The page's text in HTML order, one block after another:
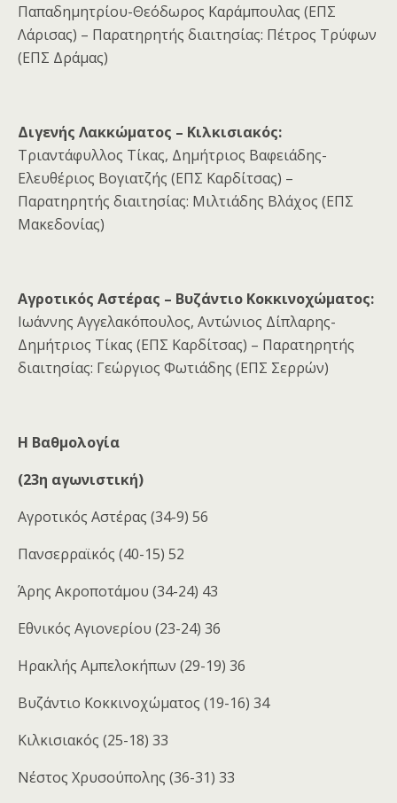
Παπαδημητρίου-Θεόδωρος Καράμπουλας (ΕΠΣ
Λάρισας) – Παρατηρητής διαιτησίας: Πέτρος Τρύφων
(ΕΠΣ Δράμας)
Διγενής Λακκώματος – Κιλκισιακός:
Τριαντάφυλλος Τίκας, Δημήτριος Βαφειάδης-
Ελευθέριος Βογιατζής (ΕΠΣ Καρδίτσας) –
Παρατηρητής διαιτησίας: Μιλτιάδης Βλάχος (ΕΠΣ
Μακεδονίας)
Αγροτικός Αστέρας – Βυζάντιο Κοκκινοχώματος:
Ιωάννης Αγγελακόπουλος, Αντώνιος Δίπλαρης-
Δημήτριος Τίκας (ΕΠΣ Καρδίτσας) – Παρατηρητής
διαιτησίας: Γεώργιος Φωτιάδης (ΕΠΣ Σερρών)
H Βαθμολογία
(23η αγωνιστική)
Αγροτικός Αστέρας (34-9) 56
Πανσερραϊκός (40-15) 52
Άρης Ακροποτάμου (34-24) 43
Εθνικός Αγιονερίου (23-24) 36
Ηρακλής Αμπελοκήπων (29-19) 36
Βυζάντιο Κοκκινοχώματος (19-16) 34
Κιλκισιακός (25-18) 33
Νέστος Χρυσούπολης (36-31) 33